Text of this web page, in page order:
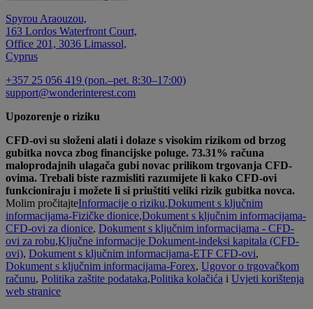
Spyrou Araouzou,
163 Lordos Waterfront Court,
Office 201, 3036 Limassol,
Cyprus
+357 25 056 419 (pon.–pet. 8:30–17:00)
support@wonderinterest.com
Upozorenje o riziku
CFD-ovi su složeni alati i dolaze s visokim rizikom od brzog
gubitka novca zbog financijske poluge. 73.31% računa
maloprodajnih ulagača gubi novac prilikom trgovanja CFD-
ovima. Trebali biste razmisliti razumijete li kako CFD-ovi
funkcioniraju i možete li si priuštiti veliki rizik gubitka novca.
Molim pročitajteInformacije o riziku,Dokument s ključnim
informacijama-Fizičke dionice,Dokument s ključnim informacijama-
CFD-ovi za dionice, Dokument s ključnim informacijama - CFD-
ovi za robu,Ključne informacije Dokument-indeksi kapitala (CFD-
ovi), Dokument s ključnim informacijama-ETF CFD-ovi,
Dokument s ključnim informacijama-Forex, Ugovor o trgovačkom
računu, Politika zaštite podataka,Politika kolačića i Uvjeti korištenja
web stranice